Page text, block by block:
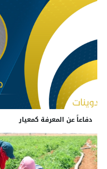
دفاعاً عن المعرفة كمعيار